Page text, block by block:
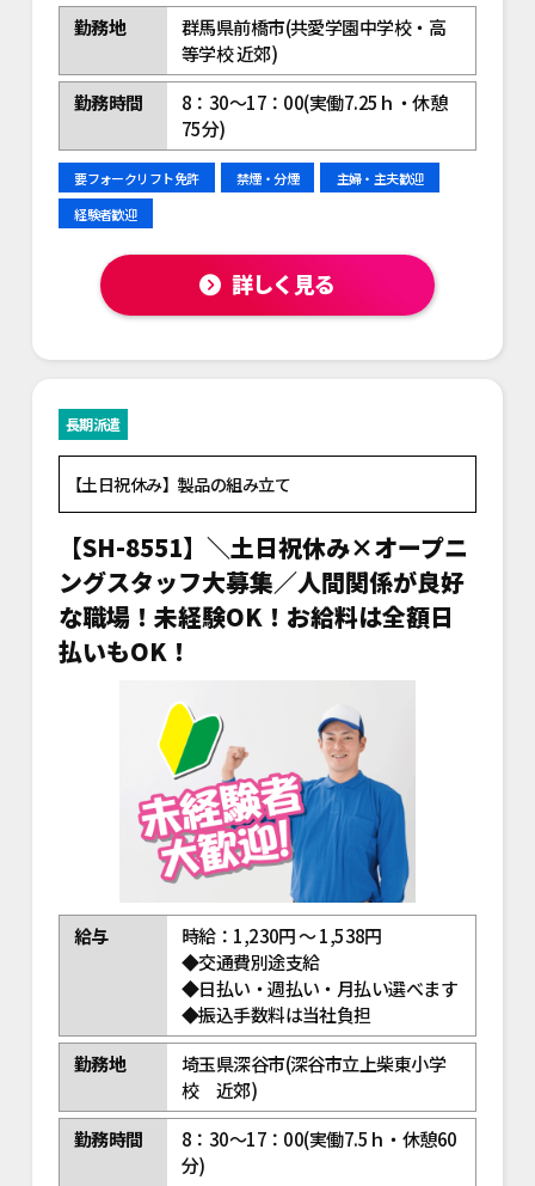
勤務地
群馬県前橋市(共愛学園中学校・高
等学校 近郊)
勤務時間
8：30～17：00(実働7.25ｈ・休憩
75分)
要フォークリフト免許 禁煙・分煙
主婦・主夫歓迎
経験者歓迎
詳しく見る
長期派遣
【土日祝休み】製品の組み立て
【SH-8551】＼土日祝休み×オープニ
ングスタッフ大募集／人間関係が良好
な職場！未経験OK！お給料は全額日
払いもOK！
給与
時給：1,230円 ～ 1,538円
◆交通費別途支給
◆日払い・週払い・月払い選べます
◆振込手数料は当社負担
勤務地
埼玉県深谷市(深谷市立上柴東小学
校 近郊)
勤務時間
8：30～17：00(実働7.5ｈ・休憩60
分)